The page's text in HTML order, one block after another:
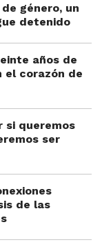
género, un
detenido
años de
el corazón de
si queremos
ser
de las